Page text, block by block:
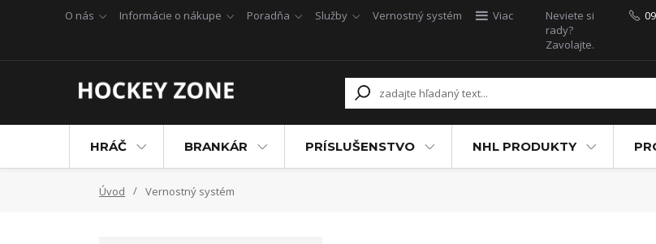
O nás Informácie o nákupe Poradňa Služby Vernostný systém Viac
Neviete si
rady?
Zavolajte.
HRÁČ BRANKÁR PRÍSLUŠENSTVO NHL PRODUKTY
Úvod Vernostný systém